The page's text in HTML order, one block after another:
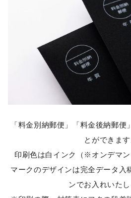
「料金別納郵便」「料金後納郵便
とができます
印刷色は白インク（※オンデマン
マークのデザインは完全データ入
ンでお入れいたし